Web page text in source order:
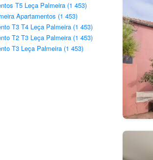
T5 Leça Palmeira (1 453)
Apartamentos (1 453)
T3 T4 Leça Palmeira (1 453)
T2 T3 Leça Palmeira (1 453)
T3 Leça Palmeira (1 453)